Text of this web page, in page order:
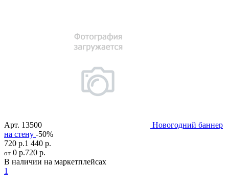
Арт. 13500
Новогодний баннер
на стену -50%
720 р.1 440 р.
от 0 р.720 р.
В наличии на маркетплейсах
1